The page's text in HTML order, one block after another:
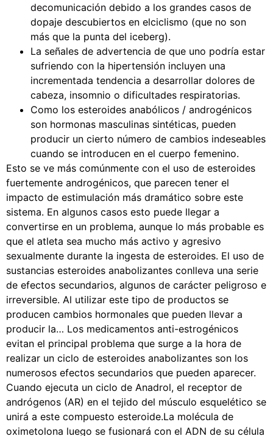
decomunicación debido a los grandes casos de
dopaje descubiertos en elciclismo (que no son
más que la punta del iceberg).
La señales de advertencia de que uno podría estar
sufriendo con la hipertensión incluyen una
incrementada tendencia a desarrollar dolores de
cabeza, insomnio o dificultades respiratorias.
Como los esteroides anabólicos / androgénicos
son hormonas masculinas sintéticas, pueden
producir un cierto número de cambios indeseables
cuando se introducen en el cuerpo femenino.
Esto se ve más comúnmente con el uso de esteroides
fuertemente androgénicos, que parecen tener el
impacto de estimulación más dramático sobre este
sistema. En algunos casos esto puede llegar a
convertirse en un problema, aunque lo más probable es
que el atleta sea mucho más activo y agresivo
sexualmente durante la ingesta de esteroides. El uso de
sustancias esteroides anabolizantes conlleva una serie
de efectos secundarios, algunos de carácter peligroso e
irreversible. Al utilizar este tipo de productos se
producen cambios hormonales que pueden llevar a
producir la… Los medicamentos anti-estrogénicos
evitan el principal problema que surge a la hora de
realizar un ciclo de esteroides anabolizantes son los
numerosos efectos secundarios que pueden aparecer.
Cuando ejecuta un ciclo de Anadrol, el receptor de
andrógenos (AR) en el tejido del músculo esquelético se
unirá a este compuesto esteroide.La molécula de
oximetolona luego se fusionará con el ADN de su célula